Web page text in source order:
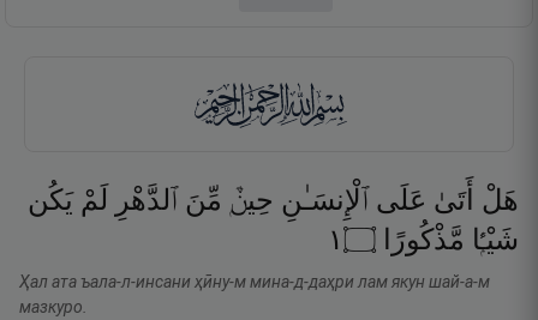
هَلْ أَتَىٰ عَلَى ٱلْإِنسَـٰنِ حِينٌۭ مِّنَ ٱلدَّهْرِ لَمْ يَكُن
شَيْـًۭٔا مَّذْكُورًا ۝١
Ҳал ата ъала-л-инсани ҳӣну-м мина-д-даҳри лам якун шай-а-м
мазкуро.